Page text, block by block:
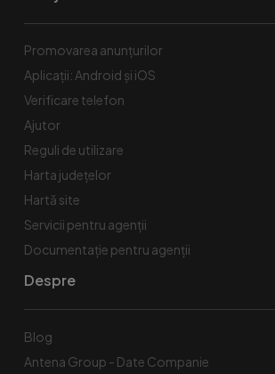
Promovarea anunțurilor
Aplicații: Android și iOS
Verificare telefon
Ajutor
Reguli de utilizare
Harta județelor
Hartă site
Servicii pentru agenții
Documentație pentru agenții
Despre
Blog
Antena Group - Date Companie